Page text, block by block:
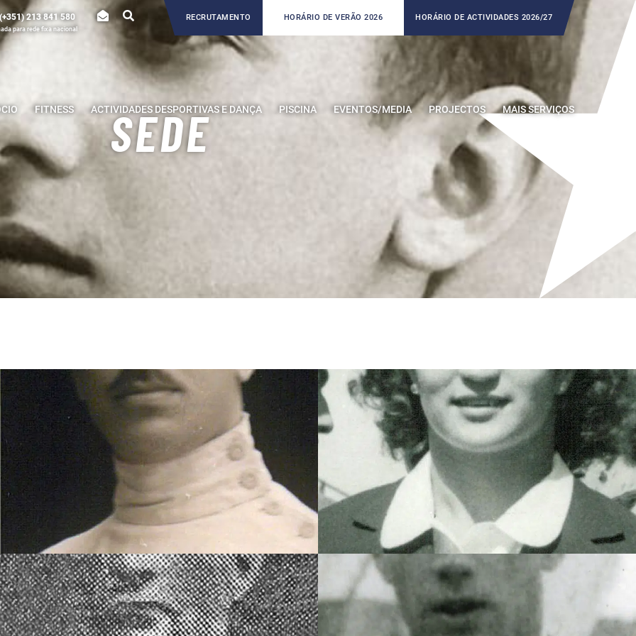
213 841 580
para rede fixa nacional
RECRUTAMENTO HORÁRIO DE VERÃO 2026 HORÁRIO DE ACTIVIDADES 2026/27
FITNESS ACTIVIDADES DESPORTIVAS E DANÇA PISCINA EVENTOS/MEDIA PROJECTOS MAIS SERVIÇOS
SEDE